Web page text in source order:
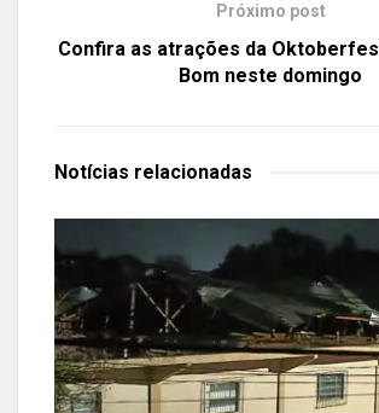
Próximo post
Confira as atrações da
Bom neste domingo
Notícias relacionadas